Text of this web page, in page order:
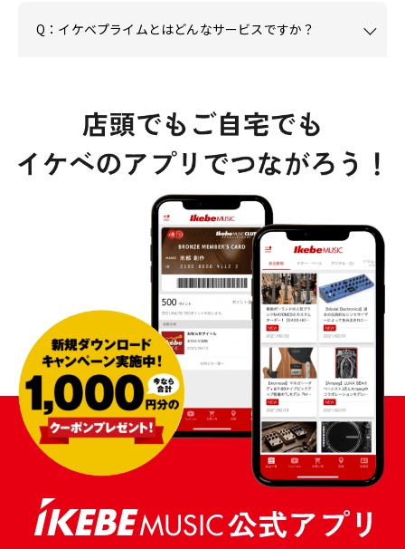
Q：イケベプライムとはどんなサービスですか？